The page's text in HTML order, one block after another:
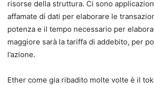
risorse della struttura. Ci sono
affamate di dati per elaborare le
potenza e il tempo necessario per
maggiore sarà la tariffa di addebito, per
l’azione.
Ether come gia ribadito molte volte è il